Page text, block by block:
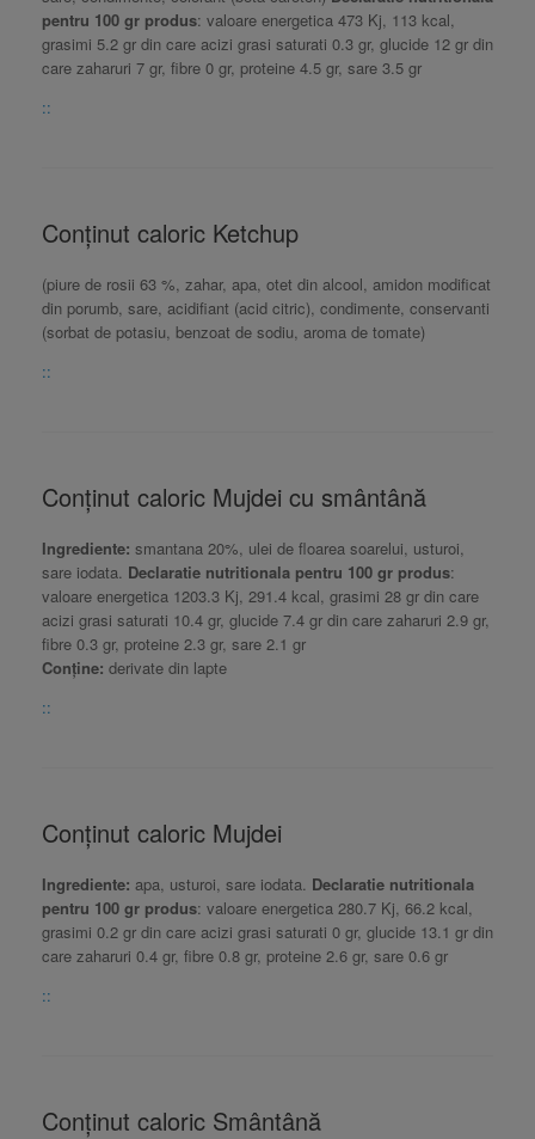
pentru 100 gr produs: valoare energetica 473 Kj, 113 kcal,
grasimi 5.2 gr din care acizi grasi saturati 0.3 gr, glucide 12 gr din
care zaharuri 7 gr, fibre 0 gr, proteine 4.5 gr, sare 3.5 gr
::
Conținut caloric Ketchup
(piure de rosii 63 %, zahar, apa, otet din alcool, amidon modificat
din porumb, sare, acidifiant (acid citric), condimente, conservanti
(sorbat de potasiu, benzoat de sodiu, aroma de tomate)
::
Conținut caloric Mujdei cu smântână
Ingrediente: smantana 20%, ulei de floarea soarelui, usturoi,
sare iodata. Declaratie nutritionala pentru 100 gr produs:
valoare energetica 1203.3 Kj, 291.4 kcal, grasimi 28 gr din care
acizi grasi saturati 10.4 gr, glucide 7.4 gr din care zaharuri 2.9 gr,
fibre 0.3 gr, proteine 2.3 gr, sare 2.1 gr
Conține: derivate din lapte
::
Conținut caloric Mujdei
Ingrediente: apa, usturoi, sare iodata. Declaratie nutritionala
pentru 100 gr produs: valoare energetica 280.7 Kj, 66.2 kcal,
grasimi 0.2 gr din care acizi grasi saturati 0 gr, glucide 13.1 gr din
care zaharuri 0.4 gr, fibre 0.8 gr, proteine 2.6 gr, sare 0.6 gr
::
Conținut caloric Smântână